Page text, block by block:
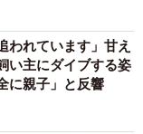
われています」甘え
い主にダイブする姿
に親子」と反響